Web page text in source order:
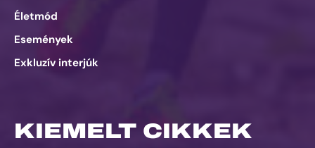
Életmód
Események
Exkluzív interjúk
KIEMELT CIKKEK